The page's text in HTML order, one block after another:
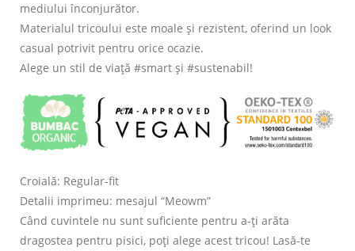
mediului înconjurător.
Materialul tricoului este moale și rezistent, oferind un look
casual potrivit pentru orice ocazie.
Alege un stil de viață #smart și #sustenabil!
Croială: Regular-fit
Detalii imprimeu: mesajul “Meowm”
Când cuvintele nu sunt suficiente pentru a-ți arăta
dragostea pentru pisici, poți alege acest tricou! Lasă-te